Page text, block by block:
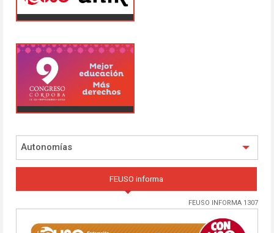
Autonomías
FEUSO informa
FEUSO INFORMA 1307